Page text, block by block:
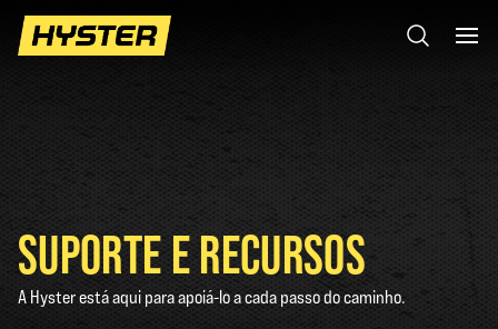
SUPORTE E RECURSOS
A Hyster está aqui para apoiá-lo a cada passo do caminho.